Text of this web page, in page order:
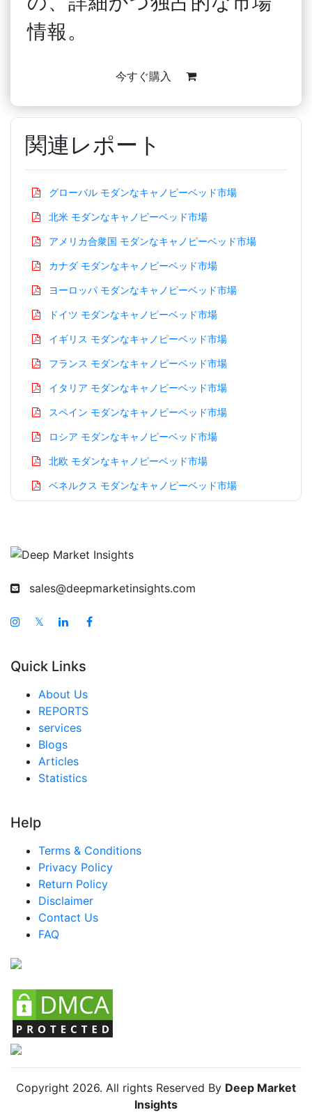
情報。
今すぐ購入
関連レポート
グローバル モダンなキャノピーベッド市場
北米 モダンなキャノピーベッド市場
アメリカ合衆国 モダンなキャノピーベッド市場
カナダ モダンなキャノピーベッド市場
ヨーロッパ モダンなキャノピーベッド市場
ドイツ モダンなキャノピーベッド市場
イギリス モダンなキャノピーベッド市場
フランス モダンなキャノピーベッド市場
イタリア モダンなキャノピーベッド市場
スペイン モダンなキャノピーベッド市場
ロシア モダンなキャノピーベッド市場
北欧 モダンなキャノピーベッド市場
ベネルクス モダンなキャノピーベッド市場
インド モダンなキャノピーベッド市場
日本 モダンなキャノピーベッド市場
東南アジア モダンなキャノピーベッド市場
中東・アフリカ モダンなキャノピーベッド市場
アラブ首長国連邦 モダンなキャノピーベッド市場
サウジアラビア モダンなキャノピーベッド市場
ナイジェリア モダンなキャノピーベッド市場
トルコ モダンなキャノピーベッド市場
中南米 モダンなキャノピーベッド市場
ブラジル モダンなキャノピーベッド市場
コロンビア モダンなキャノピーベッド市場
チリ モダンなキャノピーベッド市場
sales@deepmarketinsights.com
𝕏
Quick Links
About Us
REPORTS
services
Blogs
Articles
Statistics
Help
Terms & Conditions
Privacy Policy
Return Policy
Disclaimer
Contact Us
FAQ
Copyright 2026. All rights Reserved By Deep Market
Insights